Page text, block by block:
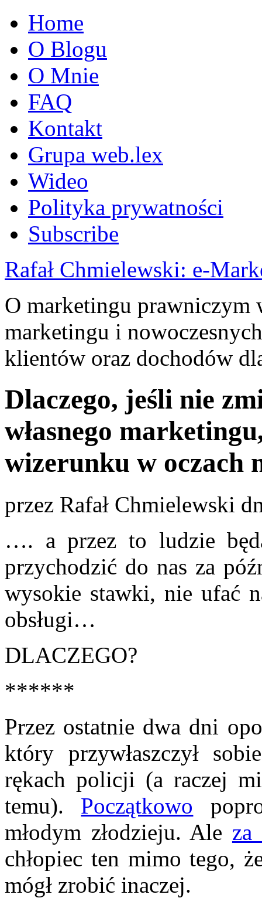
Home
O Blogu
O Mnie
FAQ
Kontakt
Grupa web.lex
Wideo
Polityka prywatności
Subscribe
Rafał Chmielewski: e-
O marketingu prawniczym
marketingu i
klientów oraz dochodów
Dlaczego, jeśli nie
własnego
wizerunku w oczach
przez Rafał Chmielewski
…. a przez to ludzie
przychodzić do nas za
wysokie stawki, nie ufać
obsługi…
DLACZEGO?
******
Przez ostatnie dwa dni
który przywłaszczył
rękach policji (a raczej
temu). Początkowo
młodym złodzieju. Ale za
chłopiec ten mimo tego,
mógł zrobić inaczej.